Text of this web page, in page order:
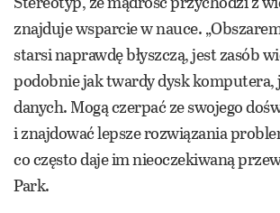
znajduje wsparcie w nauce.
starsi naprawdę błyszczą, jest zasób
podobnie jak twardy dysk komputera,
danych. Mogą czerpać ze swojego
i znajdować lepsze rozwiązania
co często daje im nieoczekiwaną
Park.